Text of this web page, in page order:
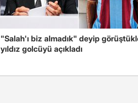
"Salah'ı biz almadık" deyip
yıldız golcüyü açıkladı